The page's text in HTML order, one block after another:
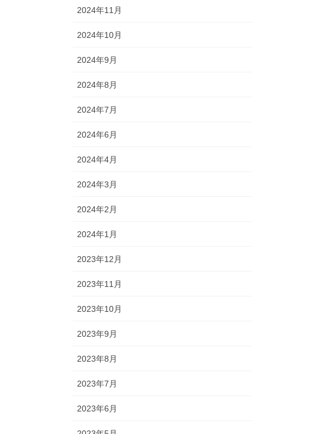
2024年11月
2024年10月
2024年9月
2024年8月
2024年7月
2024年6月
2024年4月
2024年3月
2024年2月
2024年1月
2023年12月
2023年11月
2023年10月
2023年9月
2023年8月
2023年7月
2023年6月